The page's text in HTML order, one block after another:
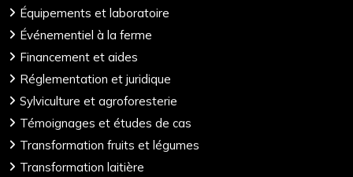
Équipements et laboratoire
Événementiel à la ferme
Financement et aides
Réglementation et juridique
Sylviculture et agroforesterie
Témoignages et études de cas
Transformation fruits et légumes
Transformation laitière